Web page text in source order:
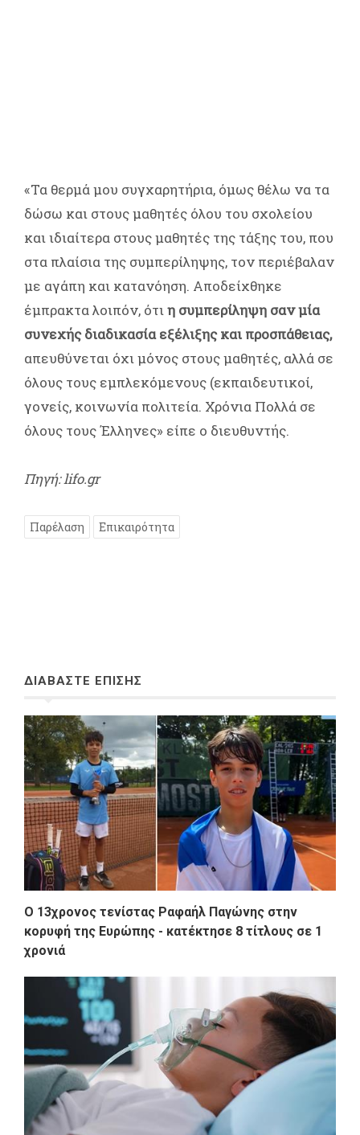
«Τα θερμά μου συγχαρητήρια, όμως θέλω να τα
δώσω και στους μαθητές όλου του σχολείου
και ιδιαίτερα στους μαθητές της τάξης του, που
στα πλαίσια της συμπερίληψης, τον περιέβαλαν
με αγάπη και κατανόηση. Αποδείχθηκε
έμπρακτα λοιπόν, ότιη συμπερίληψη σαν μία
συνεχής διαδικασία εξέλιξης και προσπάθειας,
απευθύνεται όχι μόνος στους μαθητές, αλλά σε
όλους τους εμπλεκόμενους (εκπαιδευτικοί,
γονείς, κοινωνία πολιτεία. Χρόνια Πολλά σε
όλους τους Έλληνες» είπε ο διευθυντής.
Πηγή: lifo.gr
Παρέλαση Επικαιρότητα
ΔΙΑΒΑΣΤΕ ΕΠΙΣΗΣ
Ο 13χρονος τενίστας Ραφαήλ Παγώνης στην
κορυφή της Ευρώπης - κατέκτησε 8 τίτλους σε 1
χρονιά